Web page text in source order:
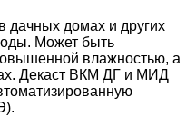
дачных домах и других
Может быть
влажностью, а
Декаст ВКМ ДГ и МИД